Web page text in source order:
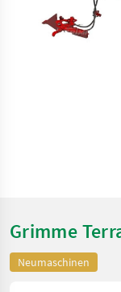
Grimme
Neumaschinen